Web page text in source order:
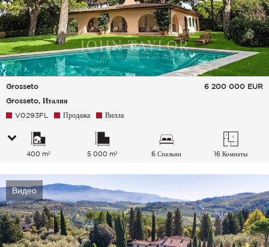
Grosseto
Grosseto, Италия
6 200 000 EUR
V0293FL Продажа Вилла
400 m² 5 000 m² 6 Спальни 16 Комнаты
Видео